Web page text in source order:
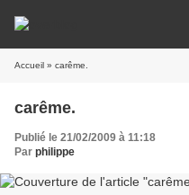
Accueil » carême.
carême.
Publié le 21/02/2009 à 11:18
Par philippe